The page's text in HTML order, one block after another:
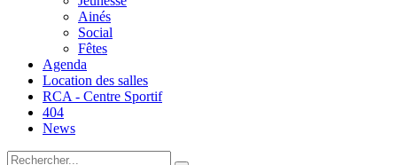
Ainés
Social
Fêtes
Agenda
Location des salles
RCA - Centre Sportif
404
News